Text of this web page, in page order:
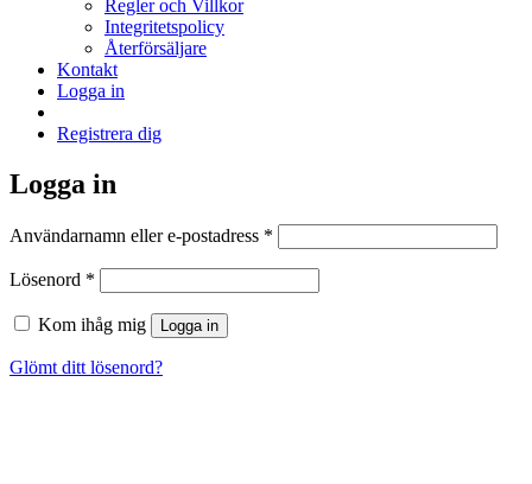
Regler och Villkor
Integritetspolicy
Återförsäljare
Kontakt
Logga in
Registrera dig
Logga in
Användarnamn eller e-postadress *
Lösenord *
Kom ihåg mig Logga in
Glömt ditt lösenord?